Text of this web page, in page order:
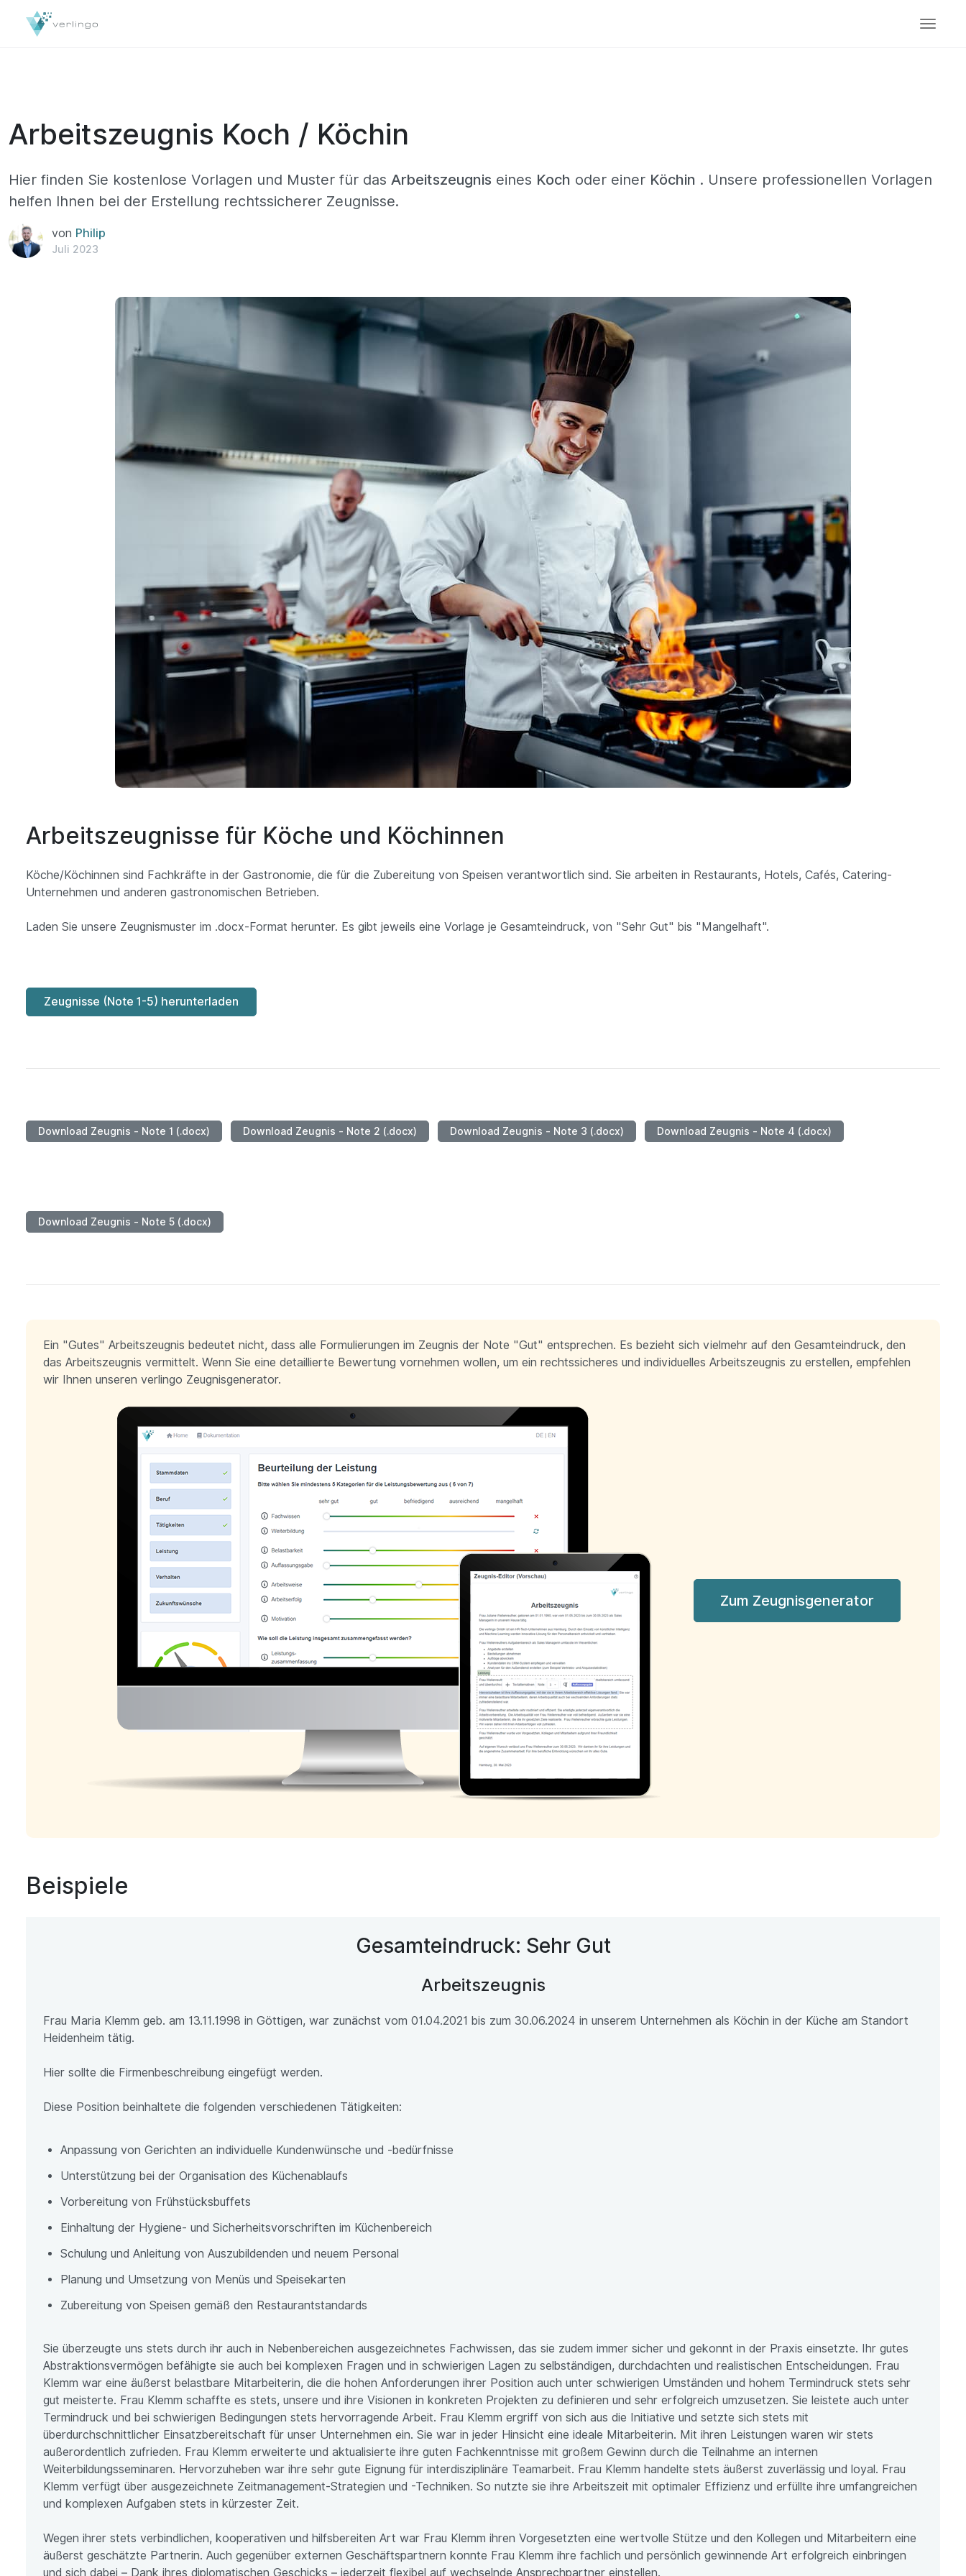
Arbeitszeugnis Koch / Köchin
Hier finden Sie kostenlose Vorlagen und Muster für das Arbeitszeugnis eines Koch oder einer Köchin . Unsere professionellen Vorlagen
helfen Ihnen bei der Erstellung rechtssicherer Zeugnisse.
von Philip
Juli 2023
Arbeitszeugnisse für Köche und Köchinnen
Köche/Köchinnen sind Fachkräfte in der Gastronomie, die für die Zubereitung von Speisen verantwortlich sind. Sie arbeiten in Restaurants, Hotels, Cafés, Catering-
Unternehmen und anderen gastronomischen Betrieben.
Laden Sie unsere Zeugnismuster im .docx-Format herunter. Es gibt jeweils eine Vorlage je Gesamteindruck, von "Sehr Gut" bis "Mangelhaft".
Zeugnisse (Note 1-5) herunterladen
Download Zeugnis - Note 1 (.docx) Download Zeugnis - Note 2 (.docx) Download Zeugnis - Note 3 (.docx) Download Zeugnis - Note 4 (.docx)
Download Zeugnis - Note 5 (.docx)
Ein "Gutes" Arbeitszeugnis bedeutet nicht, dass alle Formulierungen im Zeugnis der Note "Gut" entsprechen. Es bezieht sich vielmehr auf den Gesamteindruck, den
das Arbeitszeugnis vermittelt. Wenn Sie eine detaillierte Bewertung vornehmen wollen, um ein rechtssicheres und individuelles Arbeitszeugnis zu erstellen, empfehlen
wir Ihnen unseren verlingo Zeugnisgenerator.
Zum Zeugnisgenerator
Beispiele
Gesamteindruck: Sehr Gut
Arbeitszeugnis
Frau Maria Klemm geb. am 13.11.1998 in Göttigen, war zunächst vom 01.04.2021 bis zum 30.06.2024 in unserem Unternehmen als Köchin in der Küche am Standort
Heidenheim tätig.
Hier sollte die Firmenbeschreibung eingefügt werden.
Diese Position beinhaltete die folgenden verschiedenen Tätigkeiten:
Anpassung von Gerichten an individuelle Kundenwünsche und -bedürfnisse
Unterstützung bei der Organisation des Küchenablaufs
Vorbereitung von Frühstücksbuffets
Einhaltung der Hygiene- und Sicherheitsvorschriften im Küchenbereich
Schulung und Anleitung von Auszubildenden und neuem Personal
Planung und Umsetzung von Menüs und Speisekarten
Zubereitung von Speisen gemäß den Restaurantstandards
Sie überzeugte uns stets durch ihr auch in Nebenbereichen ausgezeichnetes Fachwissen, das sie zudem immer sicher und gekonnt in der Praxis einsetzte. Ihr gutes
Abstraktionsvermögen befähigte sie auch bei komplexen Fragen und in schwierigen Lagen zu selbständigen, durchdachten und realistischen Entscheidungen. Frau
Klemm war eine äußerst belastbare Mitarbeiterin, die die hohen Anforderungen ihrer Position auch unter schwierigen Umständen und hohem Termindruck stets sehr
gut meisterte. Frau Klemm schaffte es stets, unsere und ihre Visionen in konkreten Projekten zu definieren und sehr erfolgreich umzusetzen. Sie leistete auch unter
Termindruck und bei schwierigen Bedingungen stets hervorragende Arbeit. Frau Klemm ergriff von sich aus die Initiative und setzte sich stets mit
überdurchschnittlicher Einsatzbereitschaft für unser Unternehmen ein. Sie war in jeder Hinsicht eine ideale Mitarbeiterin. Mit ihren Leistungen waren wir stets
außerordentlich zufrieden. Frau Klemm erweiterte und aktualisierte ihre guten Fachkenntnisse mit großem Gewinn durch die Teilnahme an internen
Weiterbildungsseminaren. Hervorzuheben war ihre sehr gute Eignung für interdisziplinäre Teamarbeit. Frau Klemm handelte stets äußerst zuverlässig und loyal. Frau
Klemm verfügt über ausgezeichnete Zeitmanagement-Strategien und -Techniken. So nutzte sie ihre Arbeitszeit mit optimaler Effizienz und erfüllte ihre umfangreichen
und komplexen Aufgaben stets in kürzester Zeit.
Wegen ihrer stets verbindlichen, kooperativen und hilfsbereiten Art war Frau Klemm ihren Vorgesetzten eine wertvolle Stütze und den Kollegen und Mitarbeitern eine
äußerst geschätzte Partnerin. Auch gegenüber externen Geschäftspartnern konnte Frau Klemm ihre fachlich und persönlich gewinnende Art erfolgreich einbringen
und sich dabei – Dank ihres diplomatischen Geschicks – jederzeit flexibel auf wechselnde Ansprechpartner einstellen.